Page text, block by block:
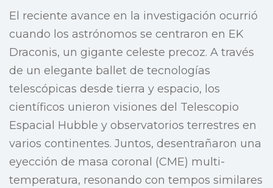
El reciente avance en la investigación ocurrió
cuando los astrónomos se centraron en EK
Draconis, un gigante celeste precoz. A través
de un elegante ballet de tecnologías
telescópicas desde tierra y espacio, los
científicos unieron visiones del Telescopio
Espacial Hubble y observatorios terrestres en
varios continentes. Juntos, desentrañaron una
eyección de masa coronal (CME) multi-
temperatura, resonando con tempos similares